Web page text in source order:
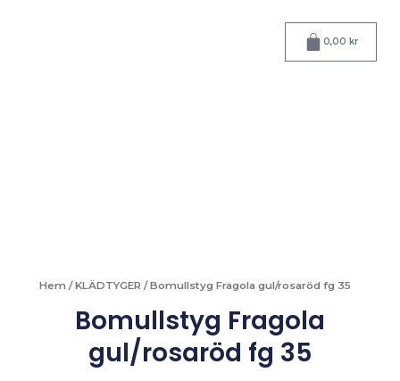
0,00 kr
Varukorg
Hem /KLÄDTYGER / Bomullstyg Fragola gul/rosaröd fg 35
Bomullstyg Fragola
gul/rosaröd fg 35